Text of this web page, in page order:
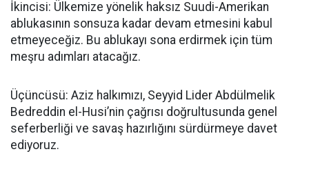
İkincisi: Ülkemize yönelik haksız Suudi-Amerikan
ablukasının sonsuza kadar devam etmesini kabul
etmeyeceğiz. Bu ablukayı sona erdirmek için tüm
meşru adımları atacağız.
Üçüncüsü: Aziz halkımızı, Seyyid Lider Abdülmelik
Bedreddin el-Husi’nin çağrısı doğrultusunda genel
seferberliği ve savaş hazırlığını sürdürmeye davet
ediyoruz.